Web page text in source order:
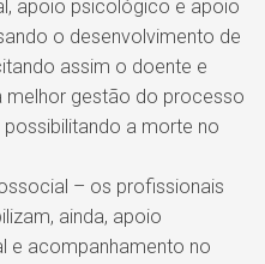
apoio psicológico e apoio
o desenvolvimento de
assim o doente e
melhor gestão do processo
a morte no
– os profissionais
ainda, apoio
e acompanhamento no